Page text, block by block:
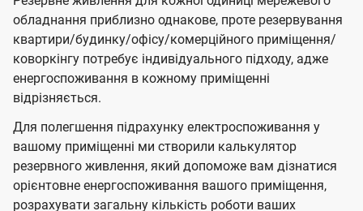
обладнання приблизно однакове, проте резервування
квартири/будинку/офісу/комерційного приміщення/
коворкінгу потребує індивідуального підходу, адже
енергоспоживання в кожному приміщенні
відрізняється.
Для полегшення підрахунку електроспоживання у
вашому приміщенні ми створили калькулятор
резервного живлення, який допоможе вам дізнатися
орієнтовне енергоспоживання вашого приміщення,
розрахувати загальну кількість роботи ваших